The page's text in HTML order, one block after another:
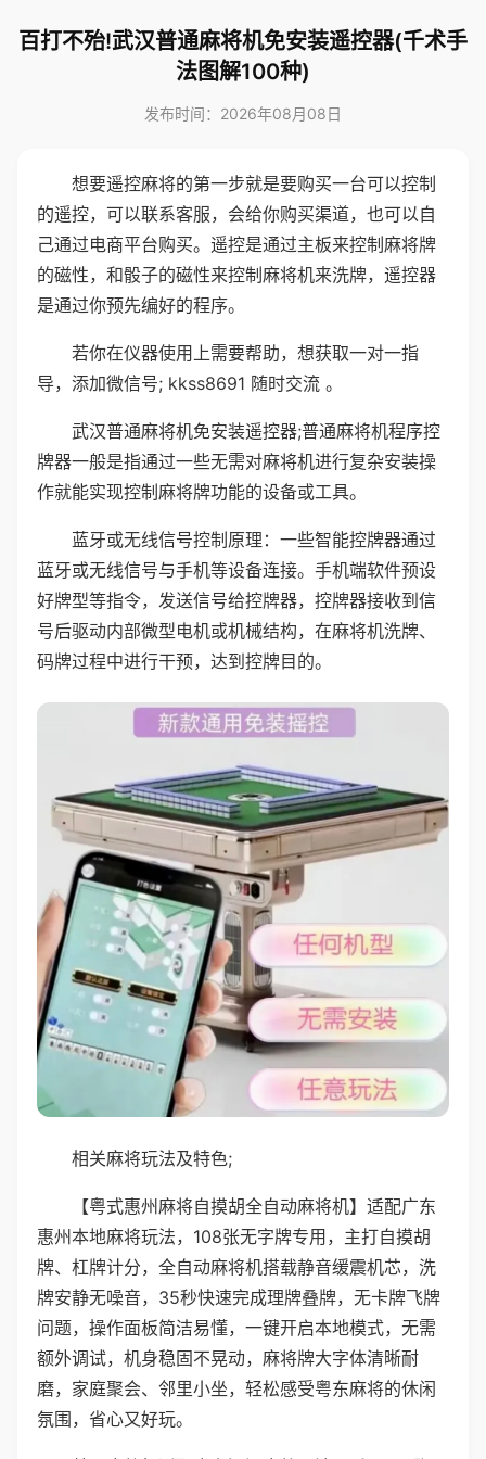
百打不殆!武汉普通麻将机免安装遥控器(千术手
法图解100种)
发布时间：2026年08月08日
想要遥控麻将的第一步就是要购买一台可以控制
的遥控，可以联系客服，会给你购买渠道，也可以自
己通过电商平台购买。遥控是通过主板来控制麻将牌
的磁性，和骰子的磁性来控制麻将机来洗牌，遥控器
是通过你预先编好的程序。
若你在仪器使用上需要帮助，想获取一对一指
导，添加微信号; kkss8691 随时交流 。
武汉普通麻将机免安装遥控器;普通麻将机程序控
牌器一般是指通过一些无需对麻将机进行复杂安装操
作就能实现控制麻将牌功能的设备或工具。
蓝牙或无线信号控制原理：一些智能控牌器通过
蓝牙或无线信号与手机等设备连接。手机端软件预设
好牌型等指令，发送信号给控牌器，控牌器接收到信
号后驱动内部微型电机或机械结构，在麻将机洗牌、
码牌过程中进行干预，达到控牌目的。
相关麻将玩法及特色;
【粤式惠州麻将自摸胡全自动麻将机】适配广东
惠州本地麻将玩法，108张无字牌专用，主打自摸胡
牌、杠牌计分，全自动麻将机搭载静音缓震机芯，洗
牌安静无噪音，35秒快速完成理牌叠牌，无卡牌飞牌
问题，操作面板简洁易懂，一键开启本地模式，无需
额外调试，机身稳固不晃动，麻将牌大字体清晰耐
磨，家庭聚会、邻里小坐，轻松感受粤东麻将的休闲
氛围，省心又好玩。